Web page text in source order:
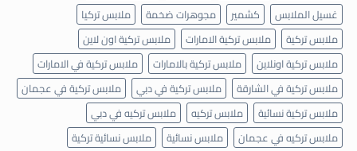
غسيل الملابس
كشمير مجوهرات ضخمة
ملابس تركيا
ملابس تركية
ملابس تركية الامارات
ملابس تركية اون لاين
ملابس تركية اونلاين
ملابس تركية بالامارات
ملابس تركية في الامارات
ملابس تركية في الشارقة
ملابس تركية في دبي
ملابس تركية في عجمان
ملابس تركية نسائية
ملابس تركيه
ملابس تركيه في دبي
ملابس تركيه في عجمان
ملابس نسائية
ملابس نسائية تركية